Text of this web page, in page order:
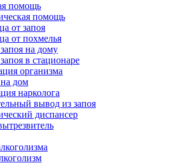
помощь
помощь
от запоя
от похмелья
на дому
в стационаре
организма
дом
нарколога
вывод из запоя
диспансер